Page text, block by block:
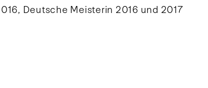
Deutsche Meisterin 2016 und 2017